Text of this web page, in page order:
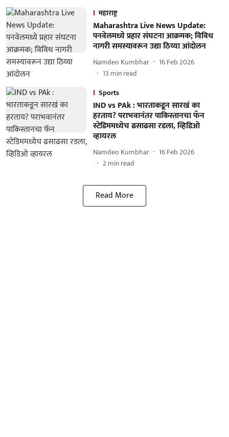
महाराष्ट्र
Maharashtra Live News Update:
पनवेलमध्ये प्रहार संघटना आक्रमक; विविध
नागरी समस्यावरून उद्या ठिय्या आंदोलन
Namdeo Kumbhar
16 Feb 2026
13 min read
Sports
IND vs PAk : भारताकडून सारखं का
हरताय? पराभवानंतर पाकिस्तानचा फॅन
स्टेडिममध्येच ढसाढसा रडला, व्हिडिओ
व्हायरल
Namdeo Kumbhar
16 Feb 2026
2min read
Read More